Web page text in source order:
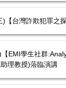
)【台灣詐欺犯罪之
EMI學生社群
理教授)蒞臨演講